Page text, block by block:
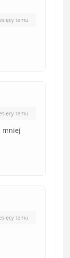
temu
temu
mniej
temu